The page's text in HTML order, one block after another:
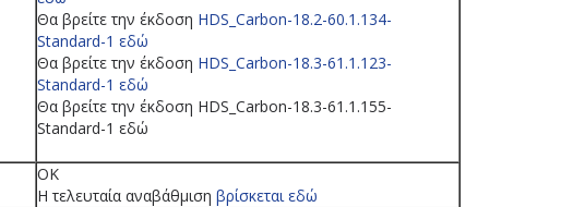
Θα βρείτε την έκδοση HDS_Carbon-18.2-60.1.134-
Standard-1 εδώ
Θα βρείτε την έκδοση HDS_Carbon-18.3-61.1.123-
Standard-1 εδώ
Θα βρείτε την έκδοση HDS_Carbon-18.3-61.1.155-
Standard-1 εδώ
OK
Η τελευταία αναβάθμιση βρίσκεται εδώ